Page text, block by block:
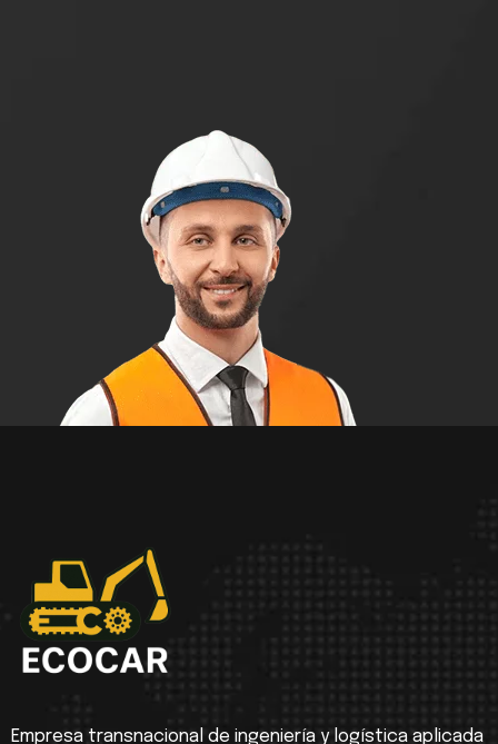
Empresa transnacional de ingeniería y logística aplicada